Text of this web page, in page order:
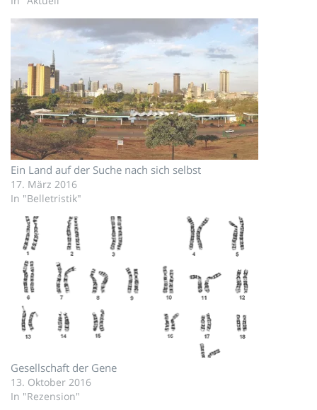
Ein Land auf der Suche nach sich selbst
17. März 2016
In "Belletristik"
Gesellschaft der Gene
13. Oktober 2016
In "Rezension"